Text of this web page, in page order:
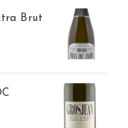
Brut